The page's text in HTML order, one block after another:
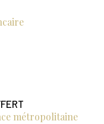
métropolitaine